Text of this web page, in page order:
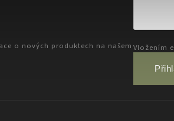
o nových produktech na našem Vložením